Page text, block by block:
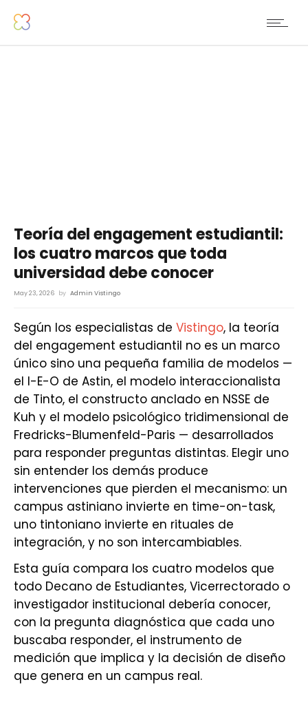
Teoría del engagement estudiantil:
los cuatro marcos que toda
universidad debe conocer
May 23, 2026 by Admin Vistingo
Según los especialistas de Vistingo, la teoría
del engagement estudiantil no es un marco
único sino una pequeña familia de modelos —
el I-E-O de Astin, el modelo interaccionalista
de Tinto, el constructo anclado en NSSE de
Kuh y el modelo psicológico tridimensional de
Fredricks-Blumenfeld-Paris — desarrollados
para responder preguntas distintas. Elegir uno
sin entender los demás produce
intervenciones que pierden el mecanismo: un
campus astiniano invierte en time-on-task,
uno tintoniano invierte en rituales de
integración, y no son intercambiables.
Esta guía compara los cuatro modelos que
todo Decano de Estudiantes, Vicerrectorado o
investigador institucional debería conocer,
con la pregunta diagnóstica que cada uno
buscaba responder, el instrumento de
medición que implica y la decisión de diseño
que genera en un campus real.